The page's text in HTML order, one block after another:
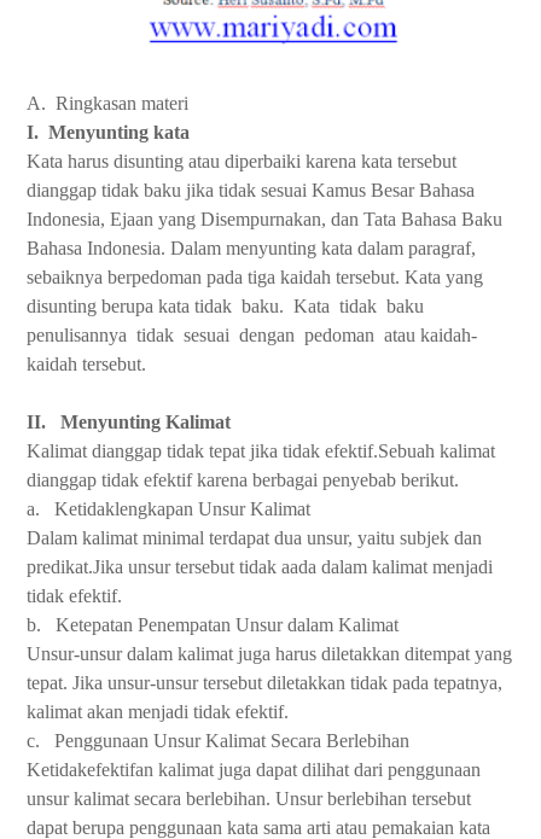
A. Ringkasan materi
I. Menyunting kata
Kata harus disunting atau diperbaiki karena kata tersebut
dianggap tidak baku jika tidak sesuai Kamus Besar Bahasa
Indonesia, Ejaan yang Disempurnakan, dan Tata Bahasa Baku
Bahasa Indonesia. Dalam menyunting kata dalam paragraf,
sebaiknya berpedoman pada tiga kaidah tersebut. Kata yang
disunting berupa kata tidak baku. Kata tidak baku
penulisannya tidak sesuai dengan pedoman atau kaidah-
kaidah tersebut.
II.
Menyunting Kalimat
Kalimat dianggap tidak tepat jika tidak efektif.Sebuah kalimat
dianggap tidak efektif karena berbagai penyebab berikut.
a.
Ketidaklengkapan Unsur Kalimat
Dalam kalimat minimal terdapat dua unsur, yaitu subjek dan
predikat.Jika unsur tersebut tidak aada dalam kalimat menjadi
tidak efektif.
b.
Ketepatan Penempatan Unsur dalam Kalimat
Unsur-unsur dalam kalimat juga harus diletakkan ditempat yang
tepat. Jika unsur-unsur tersebut diletakkan tidak pada tepatnya,
kalimat akan menjadi tidak efektif.
c.
Penggunaan Unsur Kalimat Secara Berlebihan
Ketidakefektifan kalimat juga dapat dilihat dari penggunaan
unsur kalimat secara berlebihan. Unsur berlebihan tersebut
dapat berupa penggunaan kata sama arti atau pemakaian kata